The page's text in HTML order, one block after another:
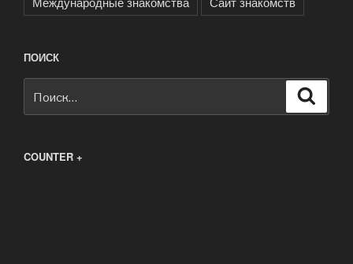
ПОИСК
COUNTER +